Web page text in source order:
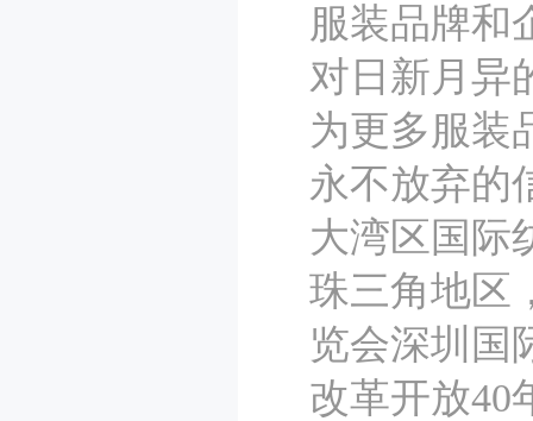
服装品牌和
对日新月异
为更多服装
永不放弃的
大湾区国际
珠三角地区
览会深圳国
改革开放40